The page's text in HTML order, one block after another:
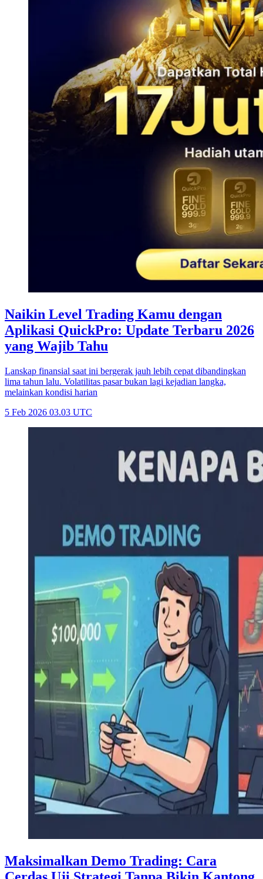
Naikin Level Trading Kamu dengan
Aplikasi QuickPro: Update Terbaru 2026
yang Wajib Tahu
Lanskap finansial saat ini bergerak jauh lebih cepat dibandingkan
lima tahun lalu. Volatilitas pasar bukan lagi kejadian langka,
melainkan kondisi harian
5 Feb 2026 03.03 UTC
Maksimalkan Demo Trading: Cara